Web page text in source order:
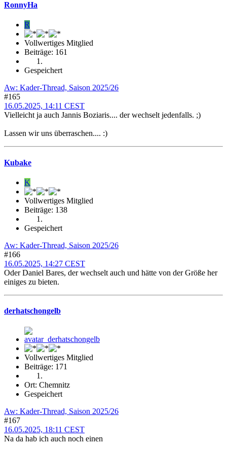
RonnyHa
R
Vollwertiges Mitglied
Beiträge: 161
Gespeichert
Aw: Kader-Thread, Saison 2025/26
#165
16.05.2025, 14:11 CEST
Vielleicht ja auch Jannis Boziaris.... der wechselt jedenfalls. ;)
Lassen wir uns überraschen.... :)
Kubake
K
Vollwertiges Mitglied
Beiträge: 138
Gespeichert
Aw: Kader-Thread, Saison 2025/26
#166
16.05.2025, 14:27 CEST
Oder Daniel Bares, der wechselt auch und hätte von der Größe her
einiges zu bieten.
derhatschongelb
Vollwertiges Mitglied
Beiträge: 171
Ort: Chemnitz
Gespeichert
Aw: Kader-Thread, Saison 2025/26
#167
16.05.2025, 18:11 CEST
Na da hab ich auch noch einen